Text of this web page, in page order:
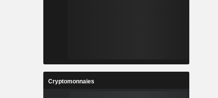
Cryptomonnaies